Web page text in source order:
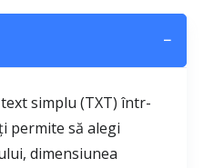
−
simplu (TXT) într-
permite să alegi
dimensiunea